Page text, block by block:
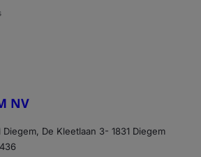
NV
De Kleetlaan 3- 1831 Diegem